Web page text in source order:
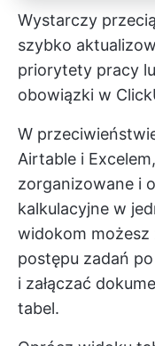
Wystarczy
szybko
priorytety pracy
obowiązki w
W
Airtable i
zorganizowane i
kalkulacyjne w
widokom
postępu zadań
i załączać
tabel.